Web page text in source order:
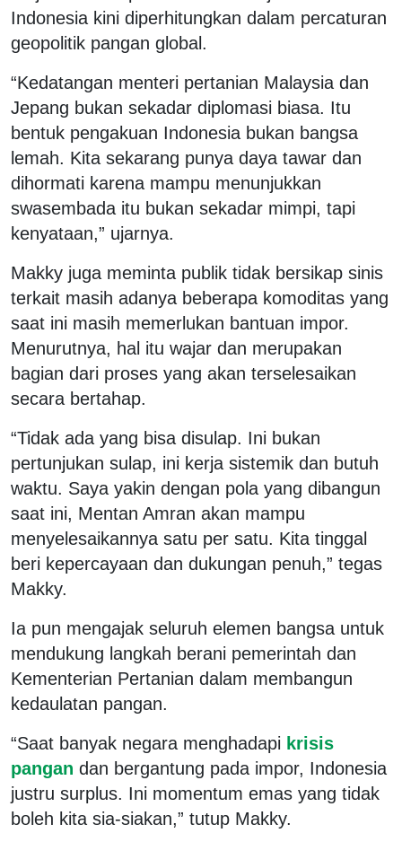
Indonesia kini diperhitungkan dalam percaturan
geopolitik pangan global.
“Kedatangan menteri pertanian Malaysia dan
Jepang bukan sekadar diplomasi biasa. Itu
bentuk pengakuan Indonesia bukan bangsa
lemah. Kita sekarang punya daya tawar dan
dihormati karena mampu menunjukkan
swasembada itu bukan sekadar mimpi, tapi
kenyataan,” ujarnya.
Makky juga meminta publik tidak bersikap sinis
terkait masih adanya beberapa komoditas yang
saat ini masih memerlukan bantuan impor.
Menurutnya, hal itu wajar dan merupakan
bagian dari proses yang akan terselesaikan
secara bertahap.
“Tidak ada yang bisa disulap. Ini bukan
pertunjukan sulap, ini kerja sistemik dan butuh
waktu. Saya yakin dengan pola yang dibangun
saat ini, Mentan Amran akan mampu
menyelesaikannya satu per satu. Kita tinggal
beri kepercayaan dan dukungan penuh,” tegas
Makky.
Ia pun mengajak seluruh elemen bangsa untuk
mendukung langkah berani pemerintah dan
Kementerian Pertanian dalam membangun
kedaulatan pangan.
“Saat banyak negara menghadapi krisis
pangan dan bergantung pada impor, Indonesia
justru surplus. Ini momentum emas yang tidak
boleh kita sia-siakan,” tutup Makky.